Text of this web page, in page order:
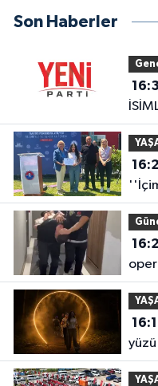
Son Haberler
yüzü